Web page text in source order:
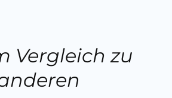
Vergleich zu